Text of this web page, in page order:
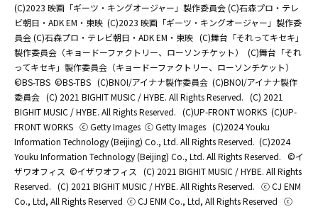
(C)2023 映画「ギーツ・キングオージャー」製作委員会 (C)石森プロ・テレ
ビ朝日・ADK EM・東映 (C)2023 映画「ギーツ・キングオージャー」製作委
員会 (C)石森プロ・テレビ朝日・ADK EM・東映 (C)舞台「それってキセキ」
製作委員会（キョードーファクトリー、ローソンチケット）
(C)舞台「それ
ってキセキ」製作委員会（キョードーファクトリー、ローソンチケット）
©BS-TBS ©BS-TBS (C)BNOI/アイナナ製作委員会 (C)BNOI/アイナナ製作
委員会 (C) 2021 BIGHIT MUSIC / HYBE. All Rights Reserved. (C) 2021
BIGHIT MUSIC / HYBE. All Rights Reserved. (C)UP-FRONT WORKS (C)UP-
FRONT WORKS ⓒ Getty Images ⓒ Getty Images (C)2024 Youku
Information Technology (Beijing) Co., Ltd. All Rights Reserved. (C)2024
Youku Information Technology (Beijing) Co., Ltd. All Rights Reserved. ©イ
ザワオフィス ©イザワオフィス (C) 2021 BIGHIT MUSIC / HYBE. All Rights
Reserved. (C) 2021 BIGHIT MUSIC / HYBE. All Rights Reserved. ⓒ CJ ENM
Co., Ltd, All Rights Reserved ⓒ CJ ENM Co., Ltd, All Rights Reserved ⓒ